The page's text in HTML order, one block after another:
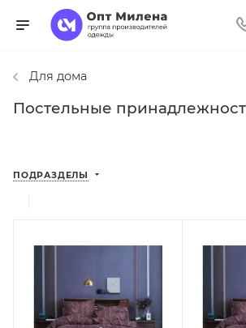
Для дома
Постельные
ПОДРАЗДЕЛЫ